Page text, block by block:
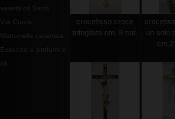
Mattonella ceramica
Essenze e profumi e
crocefisso croce
trifogliata cm. 9 nat.
un solo